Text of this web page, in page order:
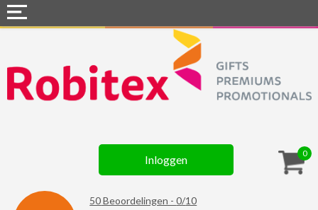
0
Inloggen
50Beoordelingen -0/10
Webshops
Snel naar »
Assortiment